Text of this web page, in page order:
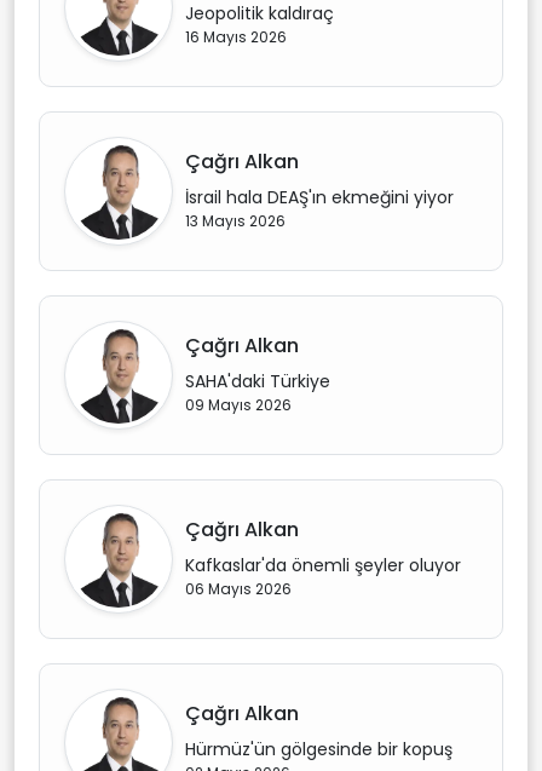
Jeopolitik kaldıraç
16 Mayıs 2026
Çağrı Alkan
İsrail hala DEAŞ'ın ekmeğini yiyor
13 Mayıs 2026
Çağrı Alkan
SAHA'daki Türkiye
09 Mayıs 2026
Çağrı Alkan
Kafkaslar'da önemli şeyler oluyor
06 Mayıs 2026
Çağrı Alkan
Hürmüz'ün gölgesinde bir kopuş